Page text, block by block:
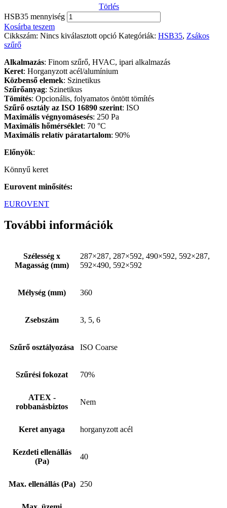
Törlés
HSB35 mennyiség
Kosárba teszem
Cikkszám: Nincs kiválasztott opció Kategóriák: HSB35, Zsákos
szűrő
Alkalmazás: Finom szűrő, HVAC, ipari alkalmazás
Keret: Horganyzott acél/alumínium
Közbenső elemek: Szinetikus
Szűrőanyag: Szinetikus
Tömítés: Opcionális, folyamatos öntött tömítés
Szűrő osztály az ISO 16890 szerint: ISO
Maximális végnyomásesés: 250 Pa
Maximális hőmérséklet: 70 °C
Maximális relatív páratartalom: 90%
Előnyök:
Könnyű keret
Eurovent minősítés:
EUROVENT
További információk
Szélesség x
Magasság (mm)
287×287, 287×592, 490×592, 592×287,
592×490, 592×592
Mélység (mm) 360
Zsebszám 3, 5, 6
Szűrő osztályozása ISO Coarse
Szűrési fokozat 70%
ATEX -
robbanásbiztos
Nem
Keret anyaga horganyzott acél
Kezdeti ellenállás
(Pa)
40
Max. ellenállás (Pa) 250